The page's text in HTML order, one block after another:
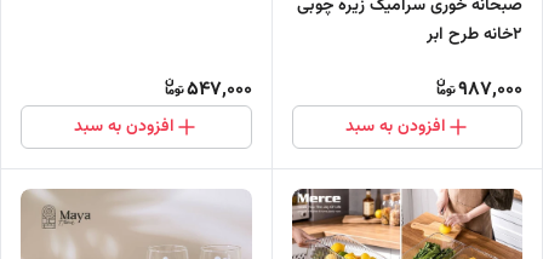
صبحانه خوری سرامیک زیره چوبی
۲خانه طرح ابر
987,000
افزودن به سبد
547,000
افزودن به سبد